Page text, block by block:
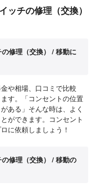
ッチの修理（交換）
修理（交換） / 移動に
や相場、口コミで比較
す。「コンセントの位置
ある」そんな時は、よく
ができます。コンセント
に依頼しましょう！
修理（交換） / 移動の